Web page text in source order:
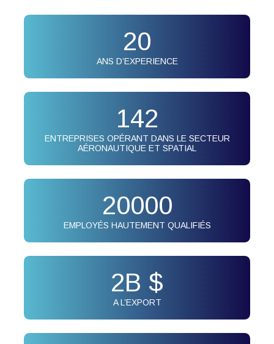
20
ANS D’EXPERIENCE
142
ENTREPRISES OPÉRANT DANS LE SECTEUR
AÉRONAUTIQUE ET SPATIAL
20000
EMPLOYÉS HAUTEMENT QUALIFIÉS
2B $
A L’EXPORT